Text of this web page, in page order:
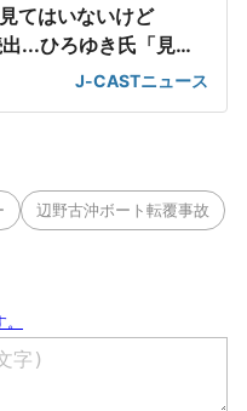
てはいないけど
...ひろゆき氏「見る
J-CASTニュース
辺野古沖ボート転覆事故